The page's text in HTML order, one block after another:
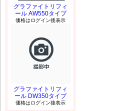
グラファイトリフィ
ール AW550タイプ
価格はログイン後表示
グラファイトリフィ
ール DW350タイプ
価格はログイン後表示